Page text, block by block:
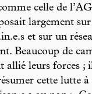
celle de
largement
et sur un
Beaucoup de
allié leurs forces ;
cette lutte à